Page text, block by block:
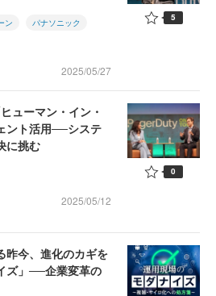
ン パナソニック
2025/05/27
5
ューマン・イン・
ント活用──システ
に挑む
2025/05/12
0
昨今、進化のカギを
ズ」──企業変革の